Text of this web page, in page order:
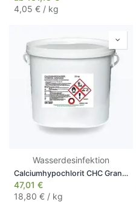
4,05 € / kg
Wasserdesinfektion
Calciumhypochlorit CHC Granulat, 2,5 kg
47,01 €
18,80 € / kg